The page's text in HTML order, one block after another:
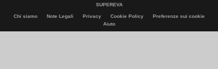
SUPEREVA
Chi siamo Note Legali Privacy Cookie Policy
Preferenze sui cookie
Aiuto